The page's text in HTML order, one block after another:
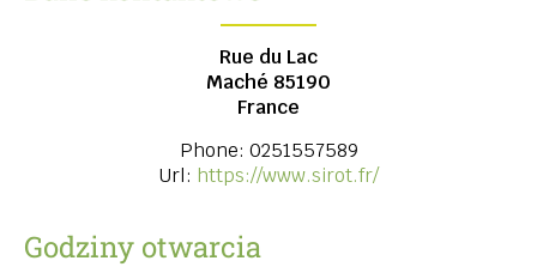
Rue du Lac
Maché 85190
France
Phone: 0251557589
Url: https://www.sirot.fr/
Godziny otwarcia